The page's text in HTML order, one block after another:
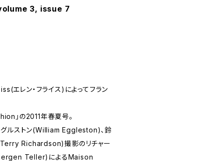
3, issue 7
エレン・フライス)によってフラン
」の2011年春夏号。
ルストン(William Eggleston)、鈴
(Terry Richardson)撮影のリチャー
Teller)によるMaison